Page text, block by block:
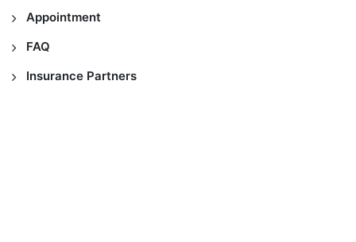
Appointment
FAQ
Insurance Partners